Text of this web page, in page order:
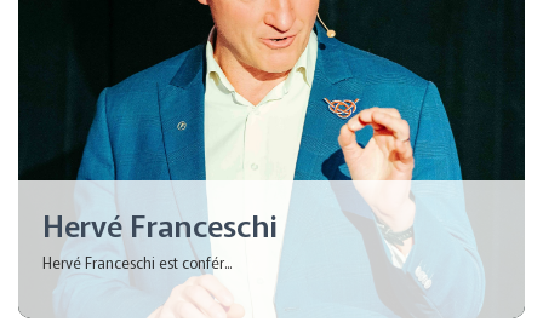
Hervé Franceschi
Hervé Franceschi est confér...